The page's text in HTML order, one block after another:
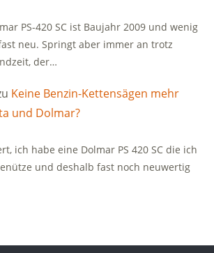
PS-420 SC ist Baujahr 2009 und wenig
neu. Springt aber immer an trotz
der…
Keine Benzin-Kettensägen mehr
und Dolmar?
ich habe eine Dolmar PS 420 SC die ich
und deshalb fast noch neuwertig